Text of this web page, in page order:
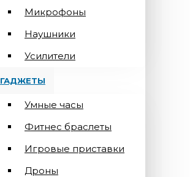
Микрофоны
Наушники
Усилители
ГАДЖЕТЫ
Умные часы
Фитнес браслеты
Игровые приставки
Дроны